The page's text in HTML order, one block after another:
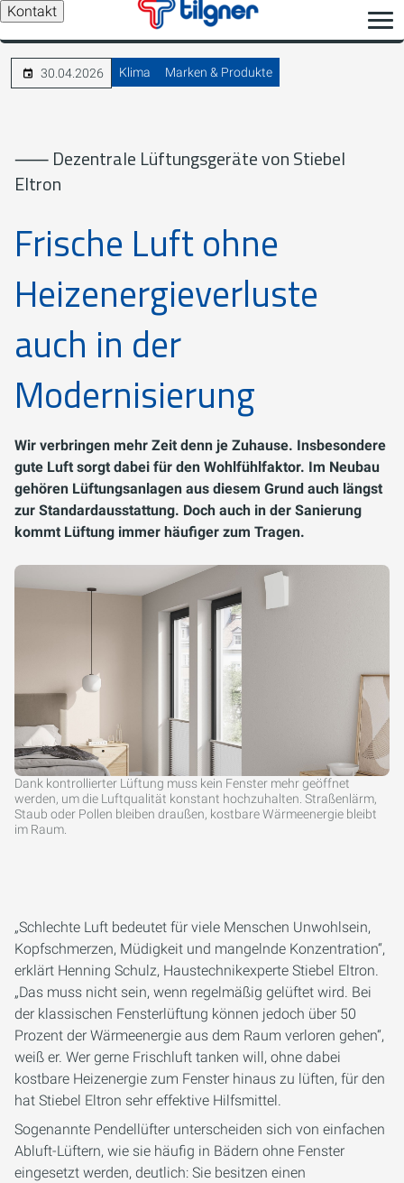
Kontakt
30.04.2026 Klima Marken & Produkte
⸺ Dezentrale Lüftungsgeräte von Stiebel
Eltron
Frische Luft ohne
Heizenergieverluste
auch in der
Modernisierung
Wir verbringen mehr Zeit denn je Zuhause. Insbesondere
gute Luft sorgt dabei für den Wohlfühlfaktor. Im Neubau
gehören Lüftungsanlagen aus diesem Grund auch längst
zur Standardausstattung. Doch auch in der Sanierung
kommt Lüftung immer häufiger zum Tragen.
Dank kontrollierter Lüftung muss kein Fenster mehr geöffnet
werden, um die Luftqualität konstant hochzuhalten. Straßenlärm,
Staub oder Pollen bleiben draußen, kostbare Wärmeenergie bleibt
im Raum.
„Schlechte Luft bedeutet für viele Menschen Unwohlsein,
Kopfschmerzen, Müdigkeit und mangelnde Konzentration“,
erklärt Henning Schulz, Haustechnikexperte Stiebel Eltron.
„Das muss nicht sein, wenn regelmäßig gelüftet wird. Bei
der klassischen Fensterlüftung können jedoch über 50
Prozent der Wärmeenergie aus dem Raum verloren gehen“,
weiß er. Wer gerne Frischluft tanken will, ohne dabei
kostbare Heizenergie zum Fenster hinaus zu lüften, für den
hat Stiebel Eltron sehr effektive Hilfsmittel.
Sogenannte Pendellüfter unterscheiden sich von einfachen
Abluft-Lüftern, wie sie häufig in Bädern ohne Fenster
eingesetzt werden, deutlich: Sie besitzen einen